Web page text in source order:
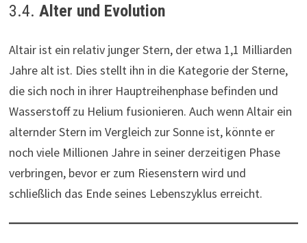
3.4.Alter und Evolution
Altair ist ein relativ junger Stern, der etwa 1,1 Milliarden
Jahre alt ist. Dies stellt ihn in die Kategorie der Sterne,
die sich noch in ihrer Hauptreihenphase befinden und
Wasserstoff zu Helium fusionieren. Auch wenn Altair ein
alternder Stern im Vergleich zur Sonne ist, könnte er
noch viele Millionen Jahre in seiner derzeitigen Phase
verbringen, bevor er zum Riesenstern wird und
schließlich das Ende seines Lebenszyklus erreicht.